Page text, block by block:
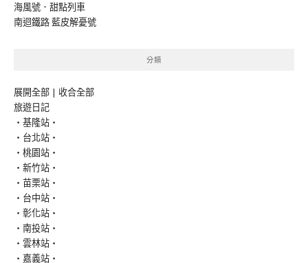
海風號．甜點列車
南迴鐵路 藍皮解憂號
分類
展開全部 | 收合全部
旅遊日記
‧基隆站‧
‧台北站‧
‧桃園站‧
‧新竹站‧
‧苗栗站‧
‧台中站‧
‧彰化站‧
‧南投站‧
‧雲林站‧
‧嘉義站‧